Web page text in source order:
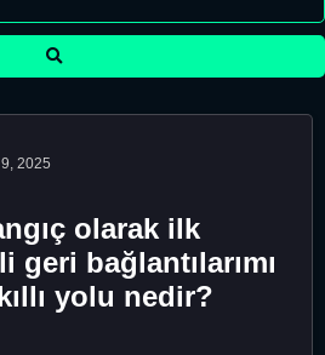
2025
olarak ilk
geri bağlantılarımı
yolu nedir?